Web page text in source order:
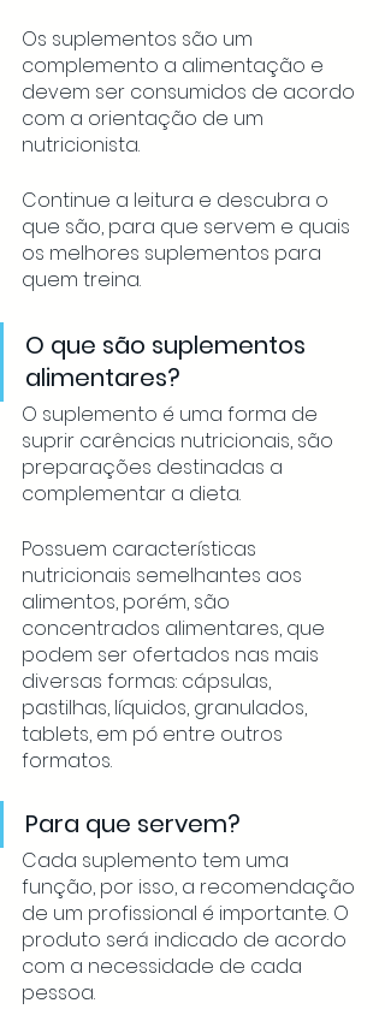
Os suplementos são um
complemento a alimentação e
devem ser consumidos de acordo
com a orientação de um
nutricionista.
Continue a leitura e descubra o
que são, para que servem e quais
os melhores suplementos para
quem treina.
O que são suplementos
alimentares?
O suplemento é uma forma de
suprir carências nutricionais, são
preparações destinadas a
complementar a dieta.
Possuem características
nutricionais semelhantes aos
alimentos, porém, são
concentrados alimentares, que
podem ser ofertados nas mais
diversas formas: cápsulas,
pastilhas, líquidos, granulados,
tablets, em pó entre outros
formatos.
Para que servem?
Cada suplemento tem uma
função, por isso, a recomendação
de um profissional é importante. O
produto será indicado de acordo
com a necessidade de cada
pessoa.